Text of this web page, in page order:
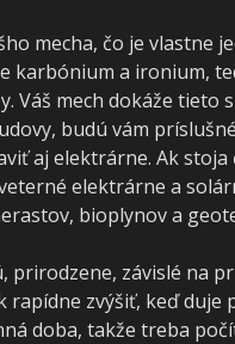
mecha, čo je vlastne
karbónium a ironium,
Váš mech dokáže
budú vám
aj elektrárne. Ak
elektrárne a
bioplynov a
prirodzene, závislé na
rapídne zvýšiť, keď duje
doba, takže treba